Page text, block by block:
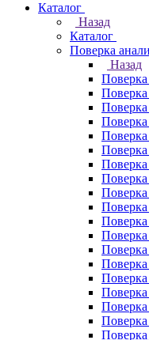
Каталог
Назад
Каталог
Поверка
Назад
Поверка
Поверка
Поверка
Поверка
Поверка
Поверка
Поверка
Поверка
Поверка
Поверка
Поверка
Поверка
Поверка
Поверка
Поверка